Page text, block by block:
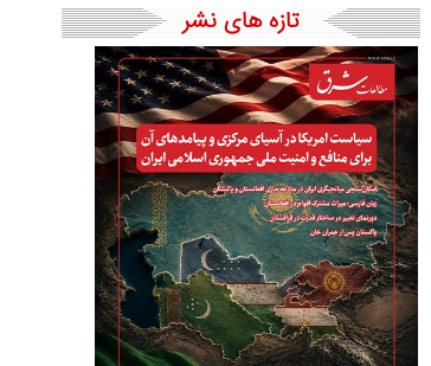
تازه های نشر